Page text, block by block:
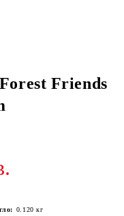
Friends
0.120 кг